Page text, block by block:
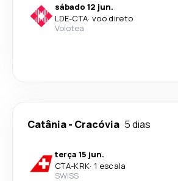
sábado 12 jun.
LDE-CTA· voo direto
Volotea
Catânia- Cracóvia 5 dias
terça 15 jun.
CTA-KRK· 1 escala
SWISS